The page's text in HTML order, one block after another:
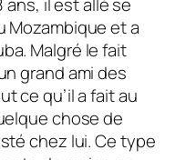
Mozambique et a
Malgré le fait
grand ami des
ce qu’il a fait au
chose de
chez lui. Ce type